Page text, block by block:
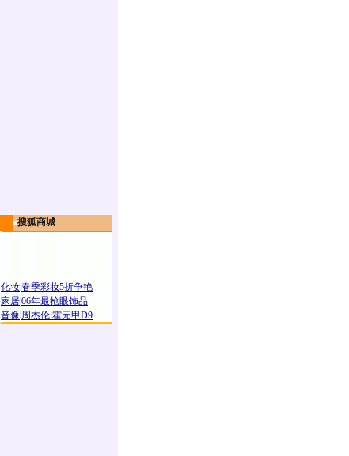
搜狐商城
化妆春季彩妆5折争艳
家居06年最抢眼饰品
音像 周杰伦:霍元甲D9